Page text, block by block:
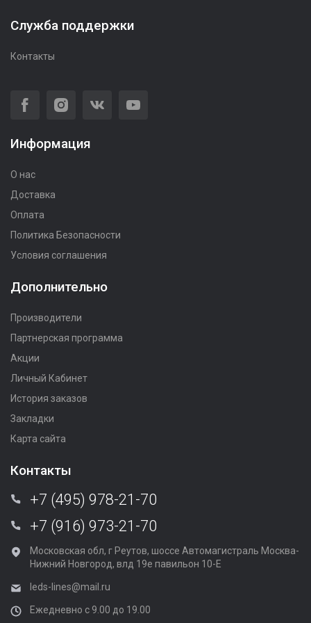
Служба поддержки
Контакты
Информация
О нас
Доставка
Оплата
Политика Безопасности
Условия соглашения
Дополнительно
Производители
Партнерская программа
Акции
Личный Кабинет
История заказов
Закладки
Карта сайта
Контакты
+7 (495) 978-21-70
+7 (916) 973-21-70
Московская обл, г Реутов, шоссе Автомагистраль Москва-
Нижний Новгород, влд 19е павильон 10-Е
leds-lines@mail.ru
Ежедневно с 9.00 до 19.00